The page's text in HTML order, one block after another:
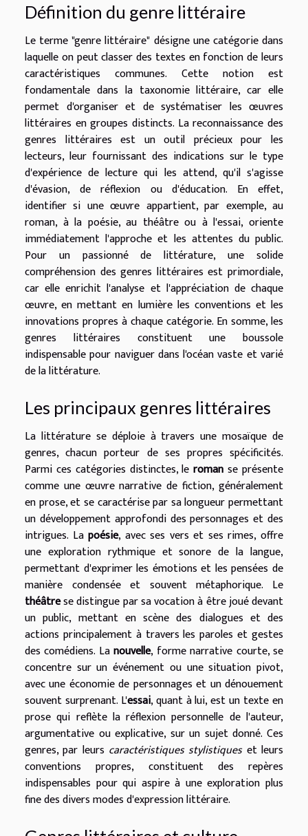
Définition du genre littéraire
Le terme "genre littéraire" désigne une catégorie dans
laquelle on peut classer des textes en fonction de leurs
caractéristiques communes. Cette notion est
fondamentale dans la taxonomie littéraire, car elle
permet d'organiser et de systématiser les œuvres
littéraires en groupes distincts. La reconnaissance des
genres littéraires est un outil précieux pour les
lecteurs, leur fournissant des indications sur le type
d'expérience de lecture qui les attend, qu'il s'agisse
d'évasion, de réflexion ou d'éducation. En effet,
identifier si une œuvre appartient, par exemple, au
roman, à la poésie, au théâtre ou à l'essai, oriente
immédiatement l'approche et les attentes du public.
Pour un passionné de littérature, une solide
compréhension des genres littéraires est primordiale,
car elle enrichit l'analyse et l'appréciation de chaque
œuvre, en mettant en lumière les conventions et les
innovations propres à chaque catégorie. En somme, les
genres littéraires constituent une boussole
indispensable pour naviguer dans l'océan vaste et varié
de la littérature.
Les principaux genres littéraires
La littérature se déploie à travers une mosaïque de
genres, chacun porteur de ses propres spécificités.
Parmi ces catégories distinctes, leroman se présente
comme une œuvre narrative de fiction, généralement
en prose, et se caractérise par sa longueur permettant
un développement approfondi des personnages et des
intrigues. Lapoésie, avec ses vers et ses rimes, offre
une exploration rythmique et sonore de la langue,
permettant d'exprimer les émotions et les pensées de
manière condensée et souvent métaphorique. Le
théâtrese distingue par sa vocation à être joué devant
un public, mettant en scène des dialogues et des
actions principalement à travers les paroles et gestes
des comédiens. Lanouvelle, forme narrative courte, se
concentre sur un événement ou une situation pivot,
avec une économie de personnages et un dénouement
souvent surprenant. L'essai, quant à lui, est un texte en
prose qui reflète la réflexion personnelle de l'auteur,
argumentative ou explicative, sur un sujet donné. Ces
genres, par leurs caractéristiques stylistiqueset leurs
conventions propres, constituent des repères
indispensables pour qui aspire à une exploration plus
fine des divers modes d'expression littéraire.